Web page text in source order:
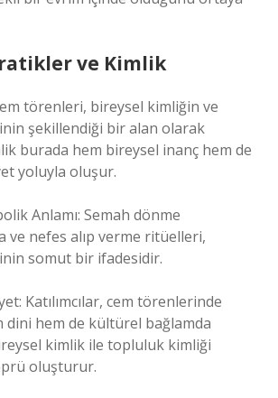
ve Kimlik
törenleri, bireysel kimliğin ve
şekillendiği bir alan olarak
burada hem bireysel inanç hem de
yoluyla oluşur.
Anlamı: Semah dönme
ve nefes alıp verme ritüelleri,
somut bir ifadesidir.
Katılımcılar, cem törenlerinde
dini hem de kültürel bağlamda
kimlik ile topluluk kimliği
oluşturur.